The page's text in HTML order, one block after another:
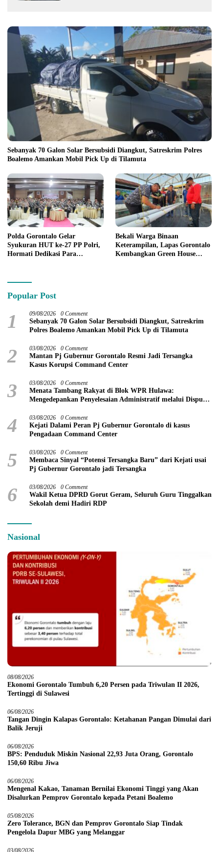
Sebanyak 70 Galon Solar Bersubsidi Diangkut, Satreskrim Polres
Boalemo Amankan Mobil Pick Up di Tilamuta
Polda Gorontalo Gelar
Syukuran HUT ke-27 PP Polri,
Hormati Dedikasi Para
Bekali Warga Binaan
Keterampilan, Lapas Gorontalo
Kembangkan Green House
Popular Post
1 09/08/2026 0 Comment
Sebanyak 70 Galon Solar Bersubsidi Diangkut, Satreskrim
Polres Boalemo Amankan Mobil Pick Up di Tilamuta
2 03/08/2026 0 Comment
Mantan Pj Gubernur Gorontalo Resmi Jadi Tersangka
Kasus Korupsi Command Center
3 03/08/2026 0 Comment
Menata Tambang Rakyat di Blok WPR Hulawa:
Mengedepankan Penyelesaian Administratif melalui Dispute
4 03/08/2026 0 Comment
Kejati Dalami Peran Pj Gubernur Gorontalo di kasus
Pengadaan Command Center
5 03/08/2026 0 Comment
Membaca Sinyal “Potensi Tersangka Baru” dari Kejati usai
Pj Gubernur Gorontalo jadi Tersangka
6 03/08/2026 0 Comment
Wakil Ketua DPRD Gorut Geram, Seluruh Guru Tinggalkan
Sekolah demi Hadiri RDP
Nasional
08/08/2026
Ekonomi Gorontalo Tumbuh 6,20 Persen pada Triwulan II 2026,
Tertinggi di Sulawesi
06/08/2026
Tangan Dingin Kalapas Gorontalo: Ketahanan Pangan Dimulai dari
Balik Jeruji
06/08/2026
BPS: Penduduk Miskin Nasional 22,93 Juta Orang, Gorontalo
150,60 Ribu Jiwa
06/08/2026
Mengenal Kakao, Tanaman Bernilai Ekonomi Tinggi yang Akan
Disalurkan Pemprov Gorontalo kepada Petani Boalemo
05/08/2026
Zero Tolerance, BGN dan Pemprov Gorontalo Siap Tindak
Pengelola Dapur MBG yang Melanggar